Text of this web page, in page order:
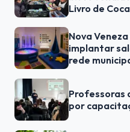
Livro de
Nova
implantar
rede
Professoras
por